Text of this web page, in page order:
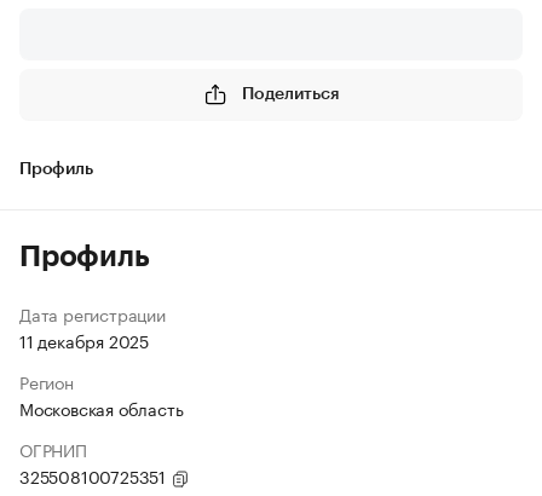
Поделиться
Профиль
Профиль
Дата регистрации
11 декабря 2025
Регион
Московская область
ОГРНИП
325508100725351